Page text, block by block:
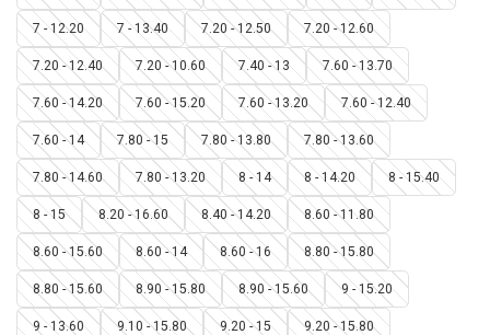
7 - 12.20 7 - 13.40 7.20 - 12.50 7.20 - 12.60
7.20 - 12.40 7.20 - 10.60 7.40 - 13 7.60 - 13.70
7.60 - 14.20 7.60 - 15.20 7.60 - 13.20 7.60 - 12.40
7.60 - 14 7.80 - 15 7.80 - 13.80 7.80 - 13.60
7.80 - 14.60 7.80 - 13.20 8 - 14 8 - 14.20 8 - 15.40
8 - 15 8.20 - 16.60 8.40 - 14.20 8.60 - 11.80
8.60 - 15.60 8.60 - 14 8.60 - 16 8.80 - 15.80
8.80 - 15.60 8.90 - 15.80 8.90 - 15.60 9 - 15.20
9 - 13.60 9.10 - 15.80 9.20 - 15 9.20 - 15.80